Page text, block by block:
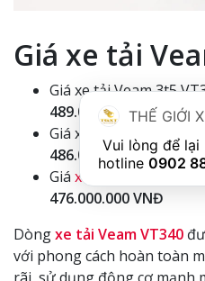
Giá xe tải
Giá xe tải Veam 3t5
489.000.000 VNĐ
Giá xe tải Veam 3t5
486.000.000 VNĐ
Giá xe tải veam 3.5 tấn
476.000.000 VNĐ
Dòngxe tải Veam VT340
với phong cách hoàn toàn
THẾ GIỚI
hotline 0902